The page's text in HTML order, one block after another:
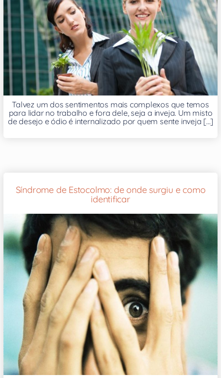
Talvez um dos sentimentos mais complexos que temos
para lidar no trabalho e fora dele, seja a inveja. Um misto
de desejo e ódio é internalizado por quem sente inveja [...]
Síndrome de Estocolmo: de onde surgiu e como
identificar